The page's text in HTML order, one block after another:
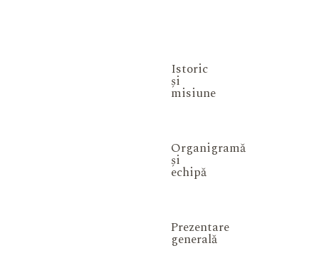
Istoric
și
misiune
Organigramă
și
echipă
Prezentare
generală